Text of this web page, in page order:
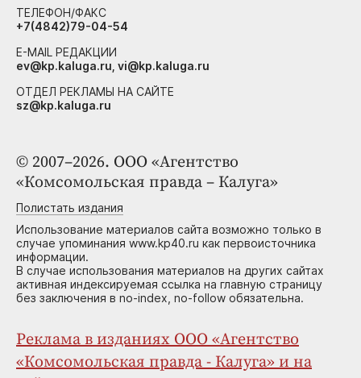
© 2007–2026. ООО «Агентство
«Комсомольская правда – Калуга»
Полистать издания
Использование материалов сайта возможно только в
случае упоминания www.kp40.ru как первоисточника
информации.
В случае использования материалов на других сайтах
активная индексируемая ссылка на главную страницу
без заключения в no-index, no-follow обязательна.
Реклама в изданиях ООО «Агентство
«Комсомольская правда - Калуга» и на
ТЕЛЕФОН/ФАКС
+7(4842)79-04-54
E-MAIL РЕДАКЦИИ
ev@kp.kaluga.ru, vi@kp.kaluga.ru
ОТДЕЛ РЕКЛАМЫ НА САЙТЕ
sz@kp.kaluga.ru